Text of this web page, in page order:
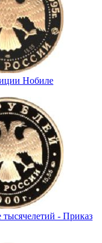
Нобиле
тысячелетий - Приказ